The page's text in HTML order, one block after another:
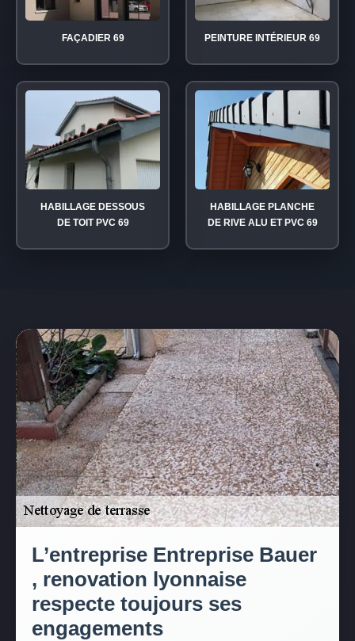
FAÇADIER 69 PEINTURE INTÉRIEUR 69
HABILLAGE DESSOUS
DE TOIT PVC 69
HABILLAGE PLANCHE
DE RIVE ALU ET PVC 69
L’entreprise Entreprise Bauer
, renovation lyonnaise
respecte toujours ses
engagements